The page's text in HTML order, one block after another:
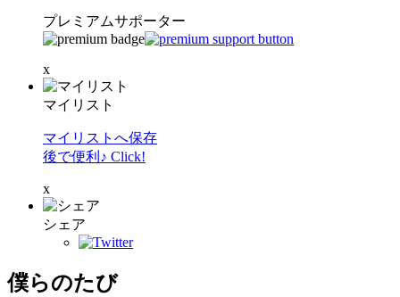
プレミアムサポーター
x
マイリスト
マイリストへ保存
後で便利♪ Click!
x
シェア
僕らのたび